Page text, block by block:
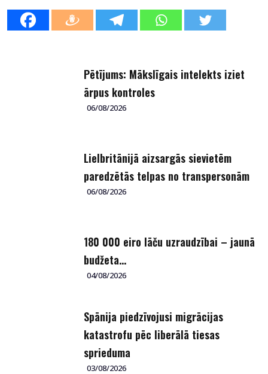
Pētījums: Mākslīgais intelekts iziet
ārpus kontroles
06/08/2026
Lielbritānijā aizsargās sievietēm
paredzētās telpas no transpersonām
06/08/2026
180 000 eiro lāču uzraudzībai – jaunā
budžeta...
04/08/2026
Spānija piedzīvojusi migrācijas
katastrofu pēc liberālā tiesas
sprieduma
03/08/2026